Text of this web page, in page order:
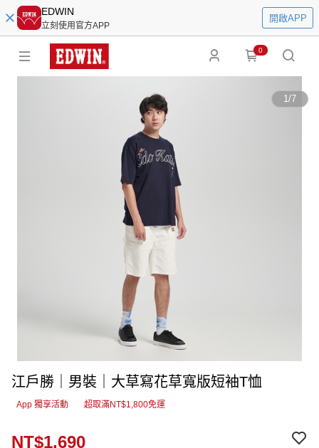
EDWIN
立刻使用官方APP
開啟APP
0
1/7
江戶勝｜男裝｜大草寫花草寬版短袖T恤
App 獨享活動 超取滿NT$1,800免運
NT$1,690